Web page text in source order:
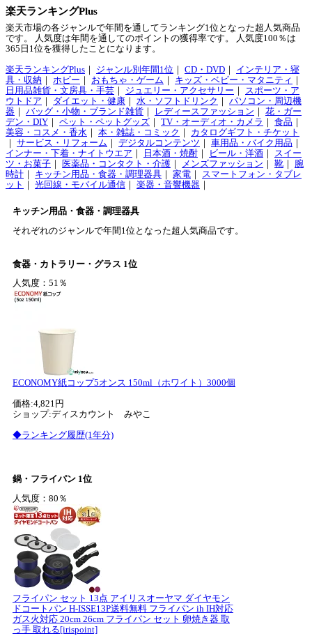
楽天ランキングPlus
楽天市場の各ジャンルで年間を通してランキング1位となった超人気商品
です。 人気度は年間を通してのポイントの獲得率です。 人気度100％は
365日1位を獲得したことになります。
楽天ランキングPlus ジャンル別年間1位 CD・DVD
インテリア・寝
具・収納
ホビー おもちゃ・ゲーム キッズ・ベビー・マタニティ
日用品雑貨・文房具・手芸
ジュエリー・アクセサリー
スポーツ・ア
ウトドア
ダイエット・健康 水・ソフトドリンク
パソコン・周辺機
器
バッグ・小物・ブランド雑貨 レディースファッション
花・ガー
デン・DIY
ペット・ペットグッズ TV・オーディオ・カメラ 食品
美容・コスメ・香水
本・雑誌・コミック
カタログギフト・チケット
サービス・リフォーム デジタルコンテンツ 車用品・バイク用品
インナー・下着・ナイトウエア
日本酒・焼酎 ビール・洋酒
スイー
ツ・お菓子
医薬品・コンタクト・介護 メンズファッション 靴
腕
時計
キッチン用品・食器・調理器具 家電
スマートフォン・タブレ
ット
光回線・モバイル通信 楽器・音響機器
キッチン用品・食器・調理器具
それぞれのジャンルで年間1位となった超人気商品です。
食器・カトラリー・グラス 1位
人気度：51％
ECONOMY紙コップ5オンス 150ml（ホワイト）3000個
価格:4,821円
ショップ:ディスカウント みやこ
◆ランキング履歴(1年分)
鍋・フライパン 1位
人気度：80％
フライパン セット 13点 アイリスオーヤマ ダイヤモン
ドコートパン H-ISSE13P送料無料 フライパン ih IH対応
ガス火対応 20cm 26cm フライパン セット 卵焼き器 取
っ手 取れる[irispoint]